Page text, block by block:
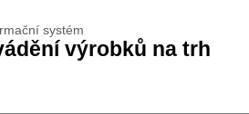
systém
výrobků na trh